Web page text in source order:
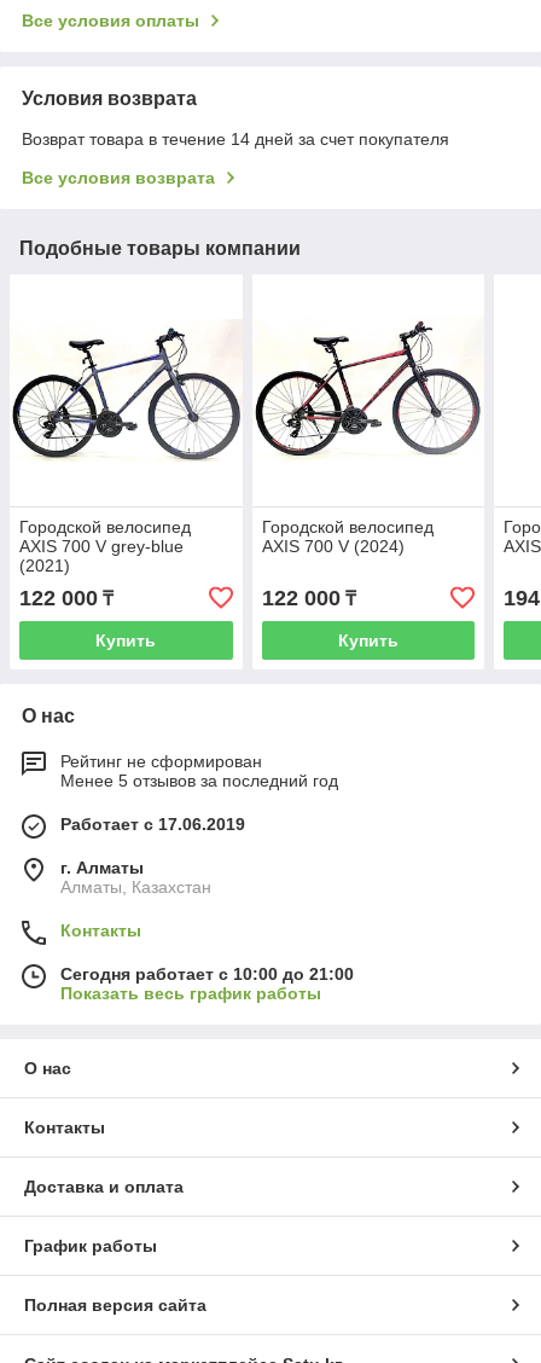
Все условия оплаты
Условия возврата
Возврат товара в течение 14 дней за счет покупателя
Все условия возврата
Подобные товары компании
Городской велосипед
AXIS 700 V grey-blue
(2021)
122 000 ₸
Купить
Городской велосипед
AXIS 700 V (2024)
122 000₸
Купить
О нас
Рейтинг не сформирован
Менее 5 отзывов за последний год
Работает с 17.06.2019
г. Алматы
Алматы, Казахстан
Контакты
Сегодня работает с 10:00 до 21:00
Показать весь график работы
О нас
Контакты
Доставка и оплата
График работы
Полная версия сайта